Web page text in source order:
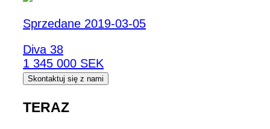
Sprzedane 2019-03-05
Diva 38
1 345 000 SEK
Skontaktuj się z nami
TERAZ